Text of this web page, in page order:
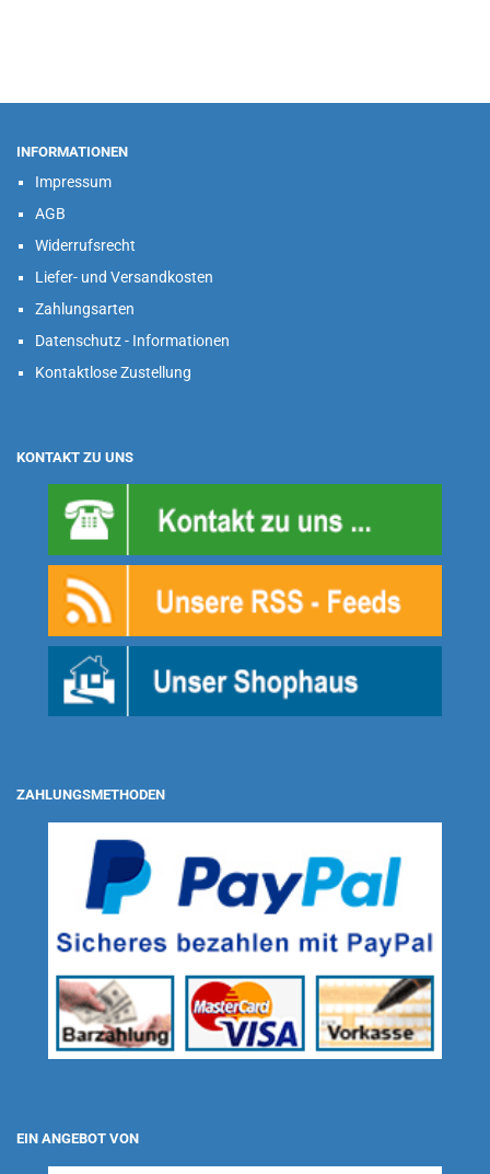
INFORMATIONEN
Impressum
AGB
Widerrufsrecht
Liefer- und Versandkosten
Zahlungsarten
Datenschutz - Informationen
Kontaktlose Zustellung
KONTAKT ZU UNS
ZAHLUNGSMETHODEN
EIN ANGEBOT VON